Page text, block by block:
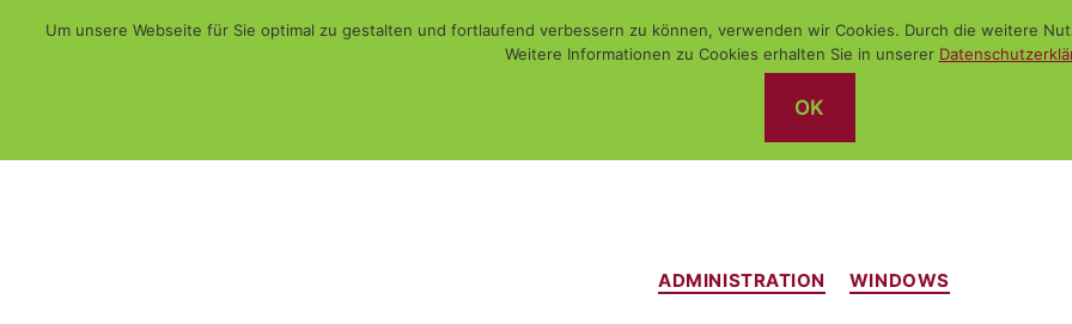
Kategorien
ADMINISTRATION WINDOWS
Um unsere Webseite für Sie optimal zu gestalten und fortlaufend verbessern zu können, verwenden wir Cookies. Durch die weitere
Weitere Informationen zu Cookies erhalten Sie in unserer
OK